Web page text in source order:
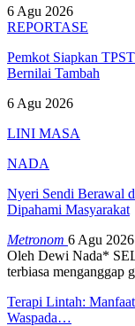
6 Agu 2026
REPORTASE
Pemkot Siapkan
Bernilai Tambah
6 Agu 2026
LINI MASA
NADA
Nyeri Sendi Berawal
Dipahami Masyarakat
Metronom 6 Agu 2026
Oleh Dewi Nada*
terbiasa menganggap
Terapi Lintah:
Waspada…